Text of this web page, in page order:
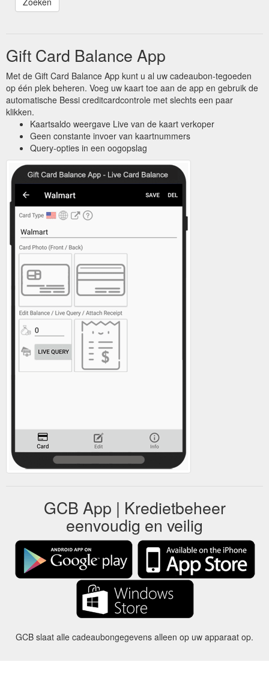
Gift Card Balance App
Met de Gift Card Balance App kunt u al uw cadeaubon-tegoeden
op één plek beheren. Voeg uw kaart toe aan de app en gebruik de
automatische Bessi creditcardcontrole met slechts een paar
klikken.
Kaartsaldo weergave Live van de kaart verkoper
Geen constante invoer van kaartnummers
Query-opties in een oogopslag
GCB App | Kredietbeheer
eenvoudig en veilig
GCB slaat alle cadeaubongegevens alleen op uw apparaat op.